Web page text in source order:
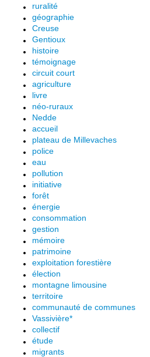
ruralité
géographie
Creuse
Gentioux
histoire
témoignage
circuit court
agriculture
livre
néo-ruraux
Nedde
accueil
plateau de Millevaches
police
eau
pollution
initiative
forêt
énergie
consommation
gestion
mémoire
patrimoine
exploitation forestière
élection
montagne limousine
territoire
communauté de communes
Vassivière*
collectif
étude
migrants